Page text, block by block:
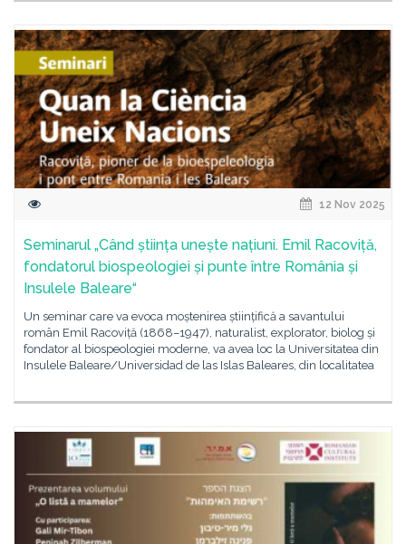
12 Nov 2025
Seminarul „Când știința unește națiuni. Emil Racoviță,
fondatorul biospeologiei și punte între România și
Insulele Baleare“
Un seminar care va evoca moștenirea științifică a savantului
român Emil Racoviță (1868–1947), naturalist, explorator, biolog și
fondator al biospeologiei moderne, va avea loc la Universitatea din
Insulele Baleare/Universidad de las Islas Baleares, din localitatea